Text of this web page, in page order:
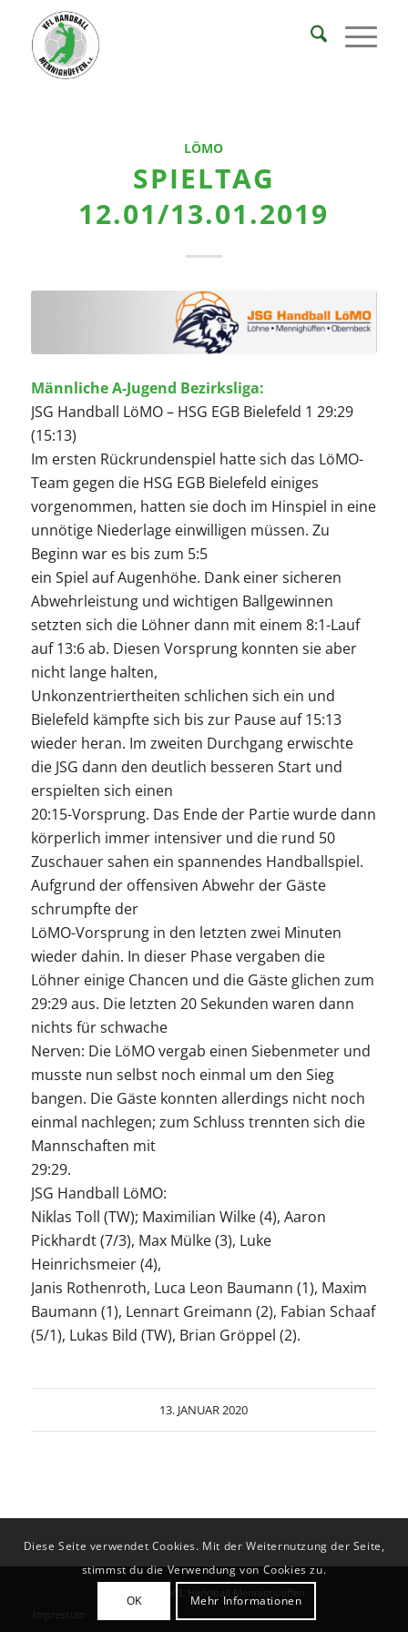
LÖMO
SPIELTAG
12.01/13.01.2019
Männliche A-Jugend Bezirksliga:
JSG Handball LöMO – HSG EGB Bielefeld 1 29:29
(15:13)
Im ersten Rückrundenspiel hatte sich das LöMO-
Team gegen die HSG EGB Bielefeld einiges
vorgenommen, hatten sie doch im Hinspiel in eine
unnötige Niederlage einwilligen müssen. Zu
Beginn war es bis zum 5:5
ein Spiel auf Augenhöhe. Dank einer sicheren
Abwehrleistung und wichtigen Ballgewinnen
setzten sich die Löhner dann mit einem 8:1-Lauf
auf 13:6 ab. Diesen Vorsprung konnten sie aber
nicht lange halten,
Unkonzentriertheiten schlichen sich ein und
Bielefeld kämpfte sich bis zur Pause auf 15:13
wieder heran. Im zweiten Durchgang erwischte
die JSG dann den deutlich besseren Start und
erspielten sich einen
20:15-Vorsprung. Das Ende der Partie wurde dann
körperlich immer intensiver und die rund 50
Zuschauer sahen ein spannendes Handballspiel.
Aufgrund der offensiven Abwehr der Gäste
schrumpfte der
LöMO-Vorsprung in den letzten zwei Minuten
wieder dahin. In dieser Phase vergaben die
Löhner einige Chancen und die Gäste glichen zum
29:29 aus. Die letzten 20 Sekunden waren dann
nichts für schwache
Nerven: Die LöMO vergab einen Siebenmeter und
musste nun selbst noch einmal um den Sieg
bangen. Die Gäste konnten allerdings nicht noch
einmal nachlegen; zum Schluss trennten sich die
Mannschaften mit
29:29.
JSG Handball LöMO:
Niklas Toll (TW); Maximilian Wilke (4), Aaron
Pickhardt (7/3), Max Mülke (3), Luke
Heinrichsmeier (4),
Janis Rothenroth, Luca Leon Baumann (1), Maxim
Baumann (1), Lennart Greimann (2), Fabian Schaaf
(5/1), Lukas Bild (TW), Brian Gröppel (2).
13. JANUAR 2020
© Copyright - VfL Handball Mennighueffen
Impressum
Diese Seite verwendet Cookies. Mit der Weiternutzung der Seite,
stimmst du die Verwendung von Cookies zu.
OK Mehr Informationen